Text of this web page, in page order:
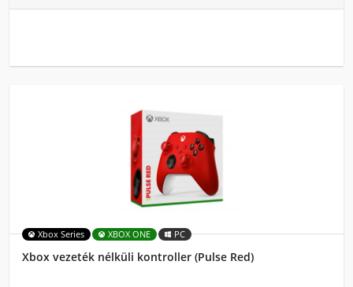
Xbox Series XBOX ONE PC
Xbox vezeték nélküli kontroller (Pulse Red)